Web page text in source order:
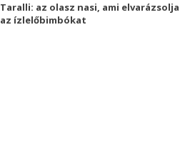
Taralli: az olasz nasi, ami elvarázsolja
az ízlelőbimbókat